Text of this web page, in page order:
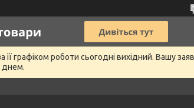
графіком роботи сьогодні вихідний. Вашу
днем.